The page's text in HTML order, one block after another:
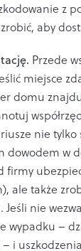
z
aby
Przede
miejsce
domu
nie tylko
dowodem w
firmy
ale także
nie
wypadku –
i